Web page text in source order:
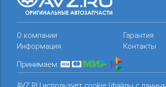
О компании
Информация
Гарантия
Контакты
Принимаем: